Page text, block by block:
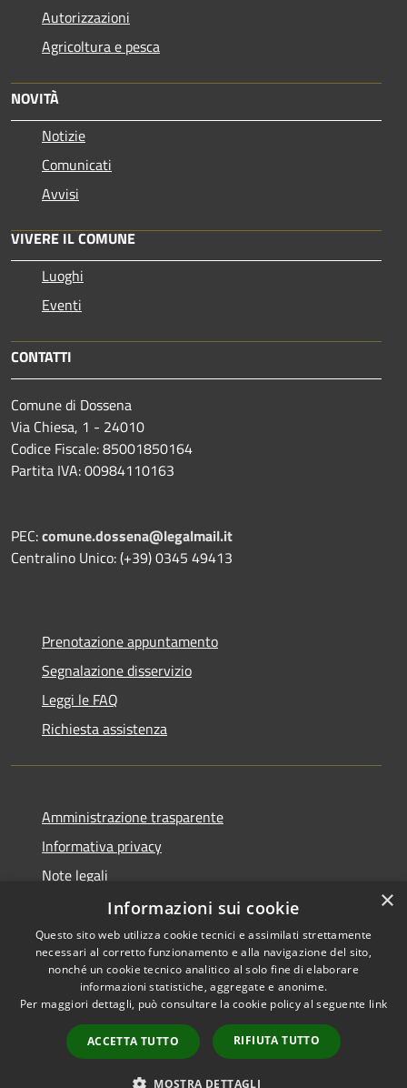
Autorizzazioni
Agricoltura e pesca
NOVITÀ
Notizie
Comunicati
Avvisi
VIVERE IL COMUNE
Luoghi
Eventi
CONTATTI
Comune di Dossena
Via Chiesa, 1 - 24010
Codice Fiscale: 85001850164
Partita IVA: 00984110163
PEC:comune.dossena@legalmail.it
Centralino Unico: (+39) 0345 49413
Prenotazione appuntamento
Segnalazione disservizio
Leggi le FAQ
Richiesta assistenza
Amministrazione trasparente
Informativa privacy
Note legali
Dichiarazione di accessibilità
RSS
Accessibilità
Copyright © 2026 • Comune di
Dossena • Powered by
Municipium•
Accesso
redazione
×
Informazioni sui cookie
Questo sito web utilizza cookie tecnici e assimilati strettamente
necessari al corretto funzionamento e alla navigazione del sito,
nonché un cookie tecnico analitico al solo fine di elaborare
informazioni statistiche, aggregate e anonime.
Per maggiori dettagli, può consultare la cookie policy al seguente link
ACCETTA TUTTO RIFIUTA TUTTO
MOSTRA DETTAGLI